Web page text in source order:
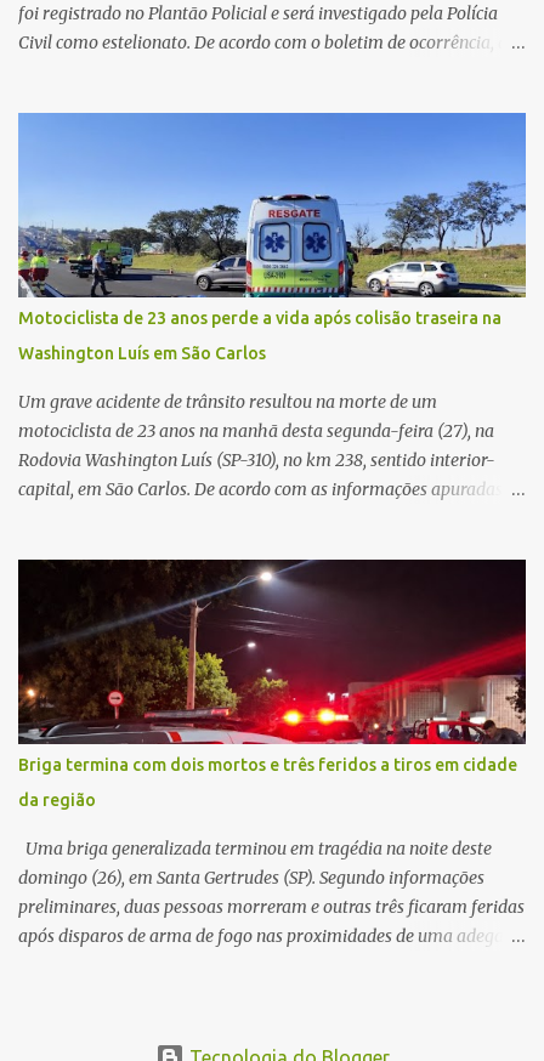
foi registrado no Plantão Policial e será investigado pela Polícia
Civil como estelionato. De acordo com o boletim de ocorrência, a
ser realizados. Dias depois, o golpista enviou um documento em
PDF simulando uma comunicação oficial da instituição financeira.
Na sequência, entrou em contato por telefone e encaminhou um
link, orientando a vítima a acessá-lo pelo computador para
concluir a suposta atualização cadastral. Após realizar o
procedimento, a conta bancária ficou bloqueada por algumas
horas. Sem conseguir acessar o sistema, a vítima tentou
novamente contato com o suposto gerente, mas não obteve
resposta. Na segunda-fe...
Motociclista de 23 anos perde a vida após colisão traseira na
Washington Luís em São Carlos
Um grave acidente de trânsito resultou na morte de um
motociclista de 23 anos na manhã desta segunda-feira (27), na
Rodovia Washington Luís (SP-310), no km 238, sentido interior-
capital, em São Carlos. De acordo com as informações apuradas no
veículo, o trânsito estava lento e congestionado devido a obras
realizadas na rodovia, momento em que ocorreu o impacto. Com
a violência da colisão, o motociclista foi arremessado ao solo.
Testemunhas relataram que o capacete teria se desprendido
durante o acidente. O jovem sofreu ferimentos gravíssimos e
morreu ainda no local. Equipes de resgate e de atendimento da
concessionária responsável pela rodovia foram acionadas e
realizaram a sinalização da via, além de prestarem socorro à
vítima. No entanto, o óbito foi constatado ainda no local do
acidente. A Polícia Militar Rodoviária compareceu para o registro
da ocorrência...
Briga termina com dois mortos e três feridos a tiros em cidade
da região
Uma briga generalizada terminou em tragédia na noite deste
domingo (26), em Santa Gertrudes (SP). Segundo informações
preliminares, duas pessoas morreram e outras três ficaram feridas
após disparos de arma de fogo nas proximidades de uma adega. O
externa, quando dois homens armados passaram a efetuar